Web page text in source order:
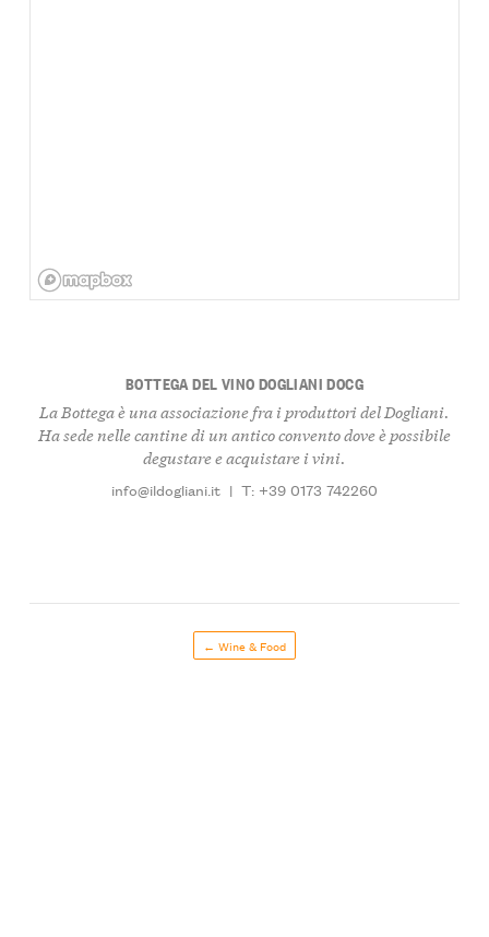
BOTTEGA DEL VINO DOGLIANI DOCG
La Bottega è una associazione fra i produttori del Dogliani.
Ha sede nelle cantine di un antico convento dove è possibile
degustare e acquistare i vini.
info@ildogliani.it | T: +39 0173 742260
← Wine & Food